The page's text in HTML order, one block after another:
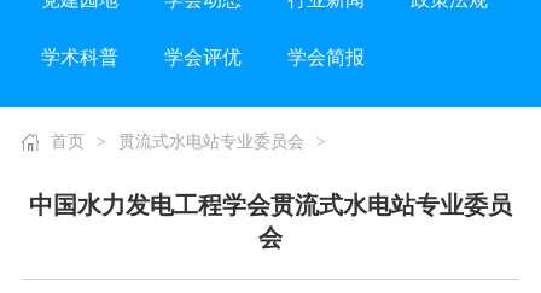
学术科普 学会评优 学会简报
首页 > 贯流式水电站专业委员会 >
中国水力发电工程学会贯流式水电站专业委员
会